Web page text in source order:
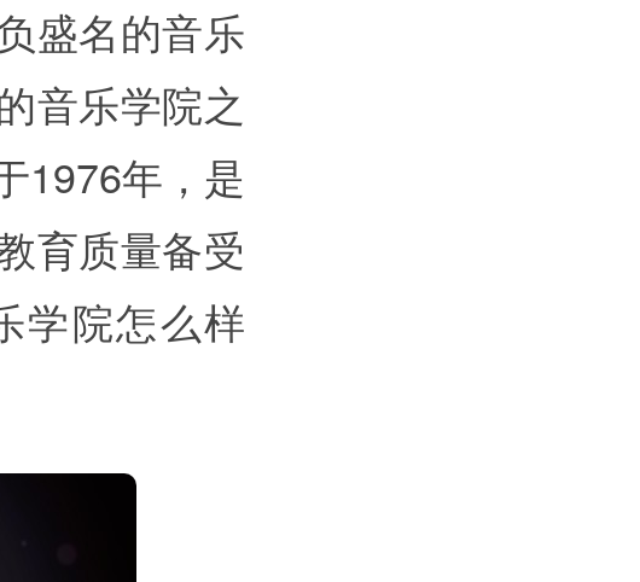
盛名的音乐
音乐学院之
1976年，是
育质量备受
学院怎么样